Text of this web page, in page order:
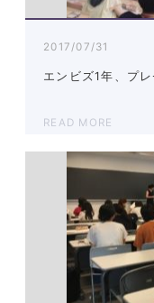
2017/07/31
エンビズ1年、プ
READ MORE